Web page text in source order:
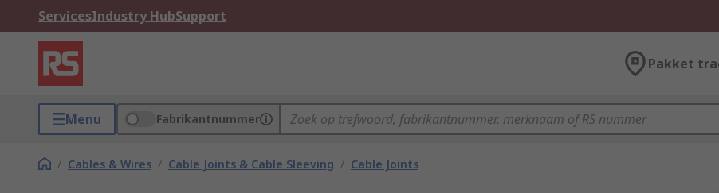
ServicesIndustry HubSupport
Pakket
Menu Fabrikantnummer
/ Cables & Wires / Cable Joints & Cable Sleeving / Cable Joints